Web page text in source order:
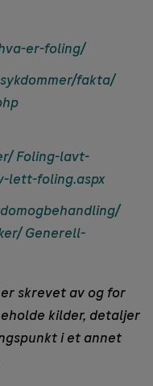
er-foling/
fakta/
Foling-lavt-
lett-foling.aspx
Generell-
skrevet av og for
kilder, detaljer
i et annet